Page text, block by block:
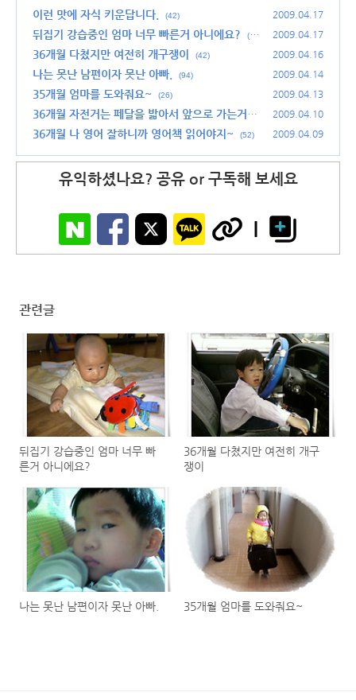
이런 맛에 자식 키운답니다. (42) 2009.04.17
뒤집기 강습중인 엄마 너무 빠른거 아니에요?
(4
8)
2009.04.17
36개월 다쳤지만 여전히 개구쟁이 (42) 2009.04.16
나는 못난 남편이자 못난 아빠. (94) 2009.04.14
35개월 엄마를 도와줘요~ (26) 2009.04.13
36개월 자전거는 페달을 밟아서 앞으로 가는거
야!~
(46)
2009.04.10
36개월 나 영어 잘하니까 영어책 읽어야지~ (52) 2009.04.09
유익하셨나요? 공유 or 구독해 보세요
관련글
뒤집기 강습중인 엄마 너무 빠
른거 아니에요?
36개월 다쳤지만 여전히 개구
쟁이
나는 못난 남편이자 못난 아빠. 35개월 엄마를 도와줘요~